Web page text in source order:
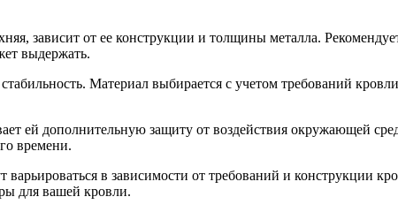
зависит от ее конструкции и толщины металла.
выдержать.
стабильность. Материал выбирается с учетом требований
ей дополнительную защиту от воздействия окружающей
времени.
в зависимости от требований и конструкции
для вашей кровли.